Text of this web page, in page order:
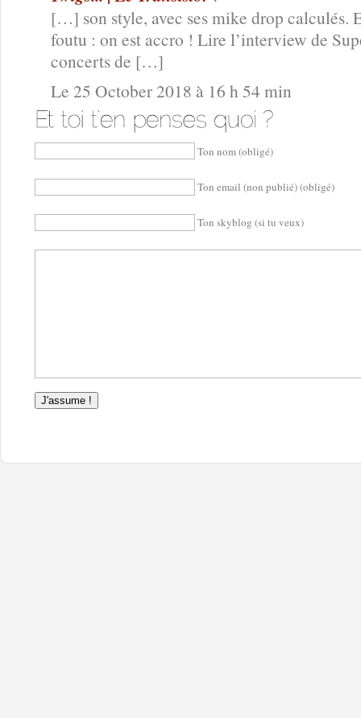
[…] son style, avec ses mike drop calculés.
foutu : on est accro ! Lire l’interview de
concerts de […]
Le 25 October 2018 à 16 h 54 min
Ton nom (obligé)
Ton email (non publié) (obligé)
Ton skyblog (si tu veux)